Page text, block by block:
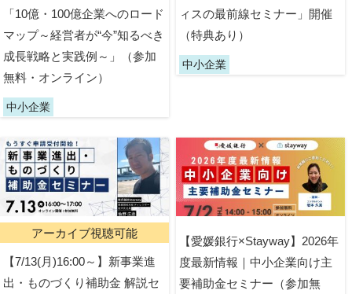
「10億・100億企業へのロード
マップ～経営者が“今”知るべき
成長戦略と実践例～」（参加
無料・オンライン）
中小企業
ィスの最前線セミナー」開催
（特典あり）
中小企業
アーカイブ視聴可能
【7/13(月)16:00～】新事業進
出・ものづくり補助金 解説セ
【愛媛銀行×Stayway】2026年
度最新情報｜中小企業向け主
要補助金セミナー（参加無